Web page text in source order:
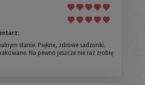
stanie. Piękne, zdrowe sadzonki.
Na pewno jeszcze nie raz zrobię